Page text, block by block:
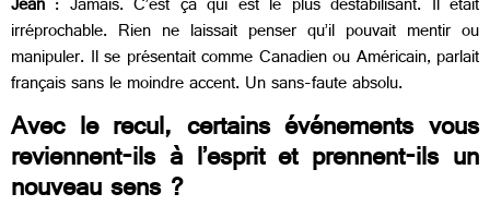
Jean : Jamais. C’est ça qui est le plus déstabilisant. Il était
irréprochable. Rien ne laissait penser qu’il pouvait mentir ou
manipuler. Il se présentait comme Canadien ou Américain, parlait
français sans le moindre accent. Un sans-faute absolu.
Avec le recul, certains événements vous
reviennent-ils à l’esprit et prennent-ils un
nouveau sens ?